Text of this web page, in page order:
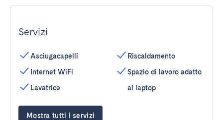
Servizi
Asciugacapelli
Internet WiFi
Lavatrice
Riscaldamento
Spazio di lavoro adatto
ai laptop
Mostra tutti i servizi